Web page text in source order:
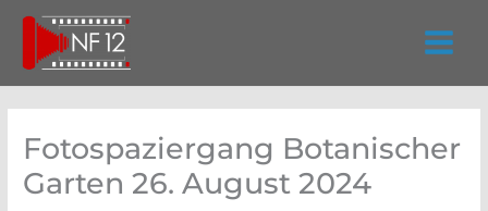
springen
Fotospaziergang Botanischer
Garten 26. August 2024